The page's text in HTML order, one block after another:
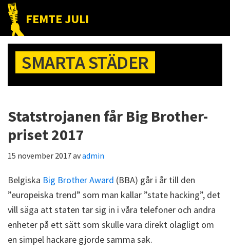
Hoppa
huvudnavigering
Hoppa
huvudinnehåll
Hoppa
det
primära
sidofältet
FEMTE JULI
Nätet
till
folket!SMARTA STÄDER
Statstrojanen får Big Brother-
priset 2017
15 november 2017avadmin
Belgiska Big Brother Award (BBA) går i år till den
”europeiska trend” som man kallar ”state hacking”, det
vill säga att staten tar sig in i våra telefoner och andra
enheter på ett sätt som skulle vara direkt olagligt om
en simpel hackare gjorde samma sak.